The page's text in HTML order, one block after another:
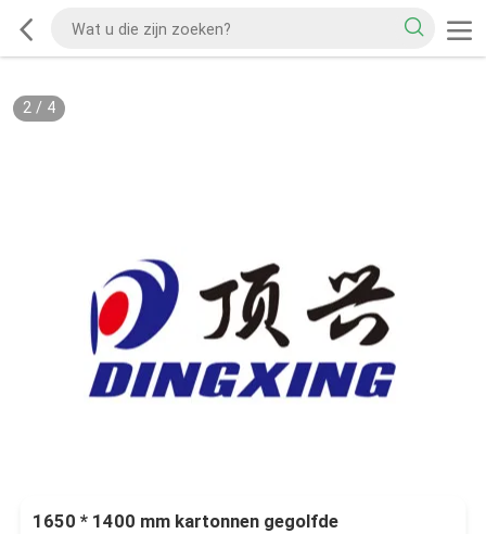
2/ 4
1650 * 1400 mm kartonnen gegolfde